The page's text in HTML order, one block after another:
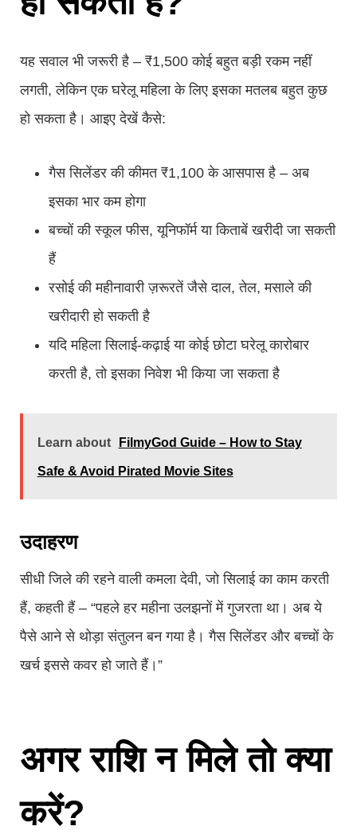
यह सवाल भी जरूरी है – ₹1,500 कोई बहुत बड़ी रकम नहीं
लगती, लेकिन एक घरेलू महिला के लिए इसका मतलब बहुत कुछ
हो सकता है। आइए देखें कैसे:
गैस सिलेंडर की कीमत ₹1,100 के आसपास है – अब
इसका भार कम होगा
बच्चों की स्कूल फीस, यूनिफॉर्म या किताबें खरीदी जा सकती
हैं
रसोई की महीनावारी ज़रूरतें जैसे दाल, तेल, मसाले की
खरीदारी हो सकती है
यदि महिला सिलाई-कढ़ाई या कोई छोटा घरेलू कारोबार
करती है, तो इसका निवेश भी किया जा सकता है
Learn about FilmyGod Guide – How to Stay
Safe & Avoid Pirated Movie Sites
उदाहरण
सीधी जिले की रहने वाली कमला देवी, जो सिलाई का काम करती
हैं, कहती हैं – “पहले हर महीना उलझनों में गुजरता था। अब ये
पैसे आने से थोड़ा संतुलन बन गया है। गैस सिलेंडर और बच्चों के
खर्च इससे कवर हो जाते हैं।”
अगर राशि न मिले तो क्या
करें?